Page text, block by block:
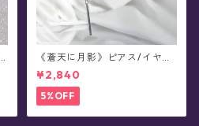
《蒼天に月影》ピアス/イヤリ
ング
¥2,840
5%OFF